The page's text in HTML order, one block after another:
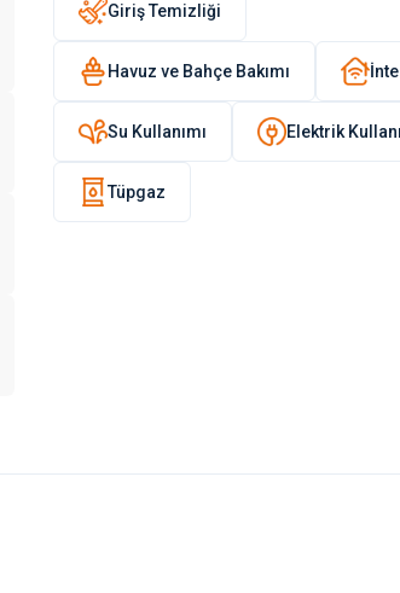
Giriş Temizliği
Havuz ve Bahçe Bakımı
Su Kullanımı Elektrik
Tüpgaz